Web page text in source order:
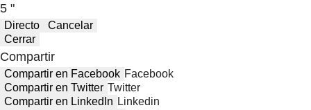
5 "
Directo
Cancelar
Cerrar
Compartir
Compartir en Facebook Facebook
Compartir en Twitter Twitter
Compartir en LinkedIn Linkedin